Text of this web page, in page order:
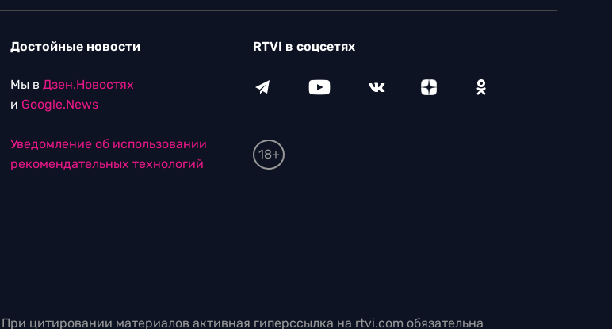
Достойные новости
Мы в Дзен.Новостях
и Google.News
Уведомление об использовании
рекомендательных технологий
RTVI в соцсетях
18+
цитировании материалов активная гиперссылка на rtvi.com обязательна